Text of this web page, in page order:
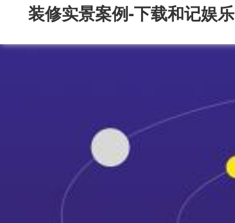
装修实景案例-下载和记娱乐